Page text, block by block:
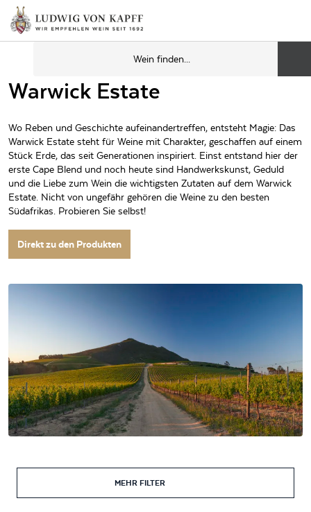
Warwick Estate
Wo Reben und Geschichte aufeinandertreffen, entsteht Magie: Das
Warwick Estate steht für Weine mit Charakter, geschaffen auf einem
Stück Erde, das seit Generationen inspiriert. Einst entstand hier der
erste Cape Blend und noch heute sind Handwerkskunst, Geduld
und die Liebe zum Wein die wichtigsten Zutaten auf dem Warwick
Estate. Nicht von ungefähr gehören die Weine zu den besten
Südafrikas. Probieren Sie selbst!
Direkt zu den Produkten
MEHR FILTER